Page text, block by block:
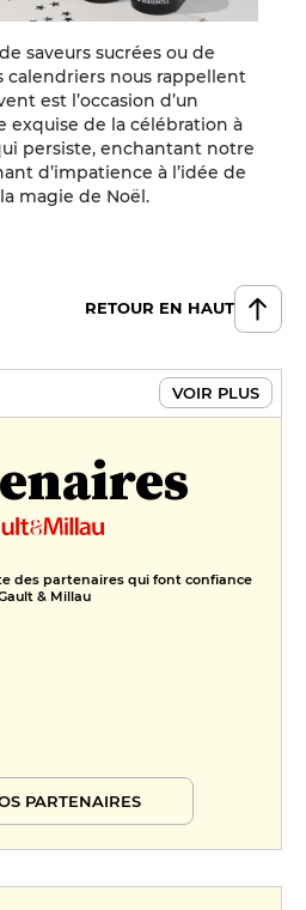
saveurs sucrées ou de
calendriers nous rappellent
est l’occasion d’un
exquise de la célébration à
persiste, enchantant notre
d’impatience à l’idée de
magie de Noël.
RETOUR EN HAUT
VOIR PLUS
des partenaires qui font confiance
& Millau
PARTENAIRES